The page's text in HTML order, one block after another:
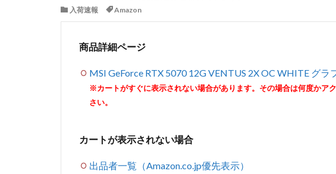
入荷速報 Amazon
商品詳細ページ
MSI GeForce RTX 5070 12G VENTUS 2X OC WHITE グ
※カートがすぐに表示されない場合があります。その場合は何度かア
さい。
カートが表示されない場合
出品者一覧（Amazon.co.jp優先表示）